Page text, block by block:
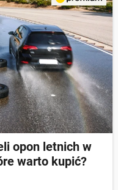
opon letnich w
warto kupić?